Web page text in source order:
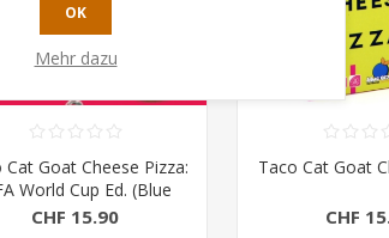
Cat Goat Cheese Pizza:
World Cup Ed. (Blue
Orange)
CHF 15.90
Taco Cat Goat
CHF
OK
Mehr dazu